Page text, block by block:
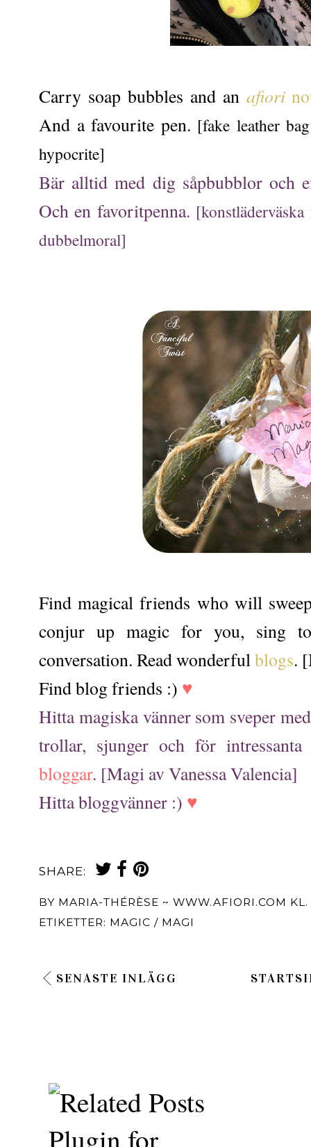
Carry soap bubbles and an afiori
And a favourite pen. [fake leather
hypocrite]
Bär alltid med dig såpbubblor och
Och en favoritpenna.
dubbelmoral]
Find magical friends who will
conjur up magic for you, sing
conversation. Read wonderfulblogs.
Find blog friends :) ♥
Hitta magiska vänner som sveper
trollar, sjunger och för intressanta
bloggar. [Magi av Vanessa Valencia]
Hitta bloggvänner :) ♥
SHARE:
BY MARIA-THÉRÈSE ~ WWW.AFIORI.COM KL.
ETIKETTER: MAGIC / MAGI
SENASTE INLÄGG